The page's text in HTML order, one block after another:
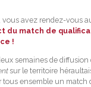
vous avez rendez-vous
du match de
!
semaines de diffusion
sur le territoire
tous ensemble un match